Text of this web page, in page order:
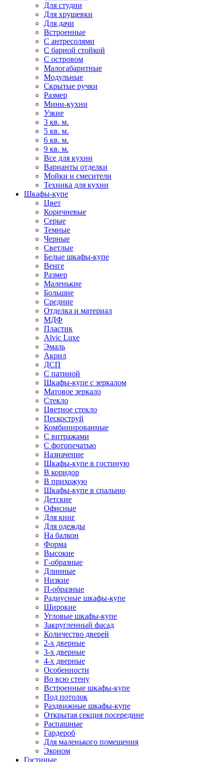
Для студии
Для хрущевки
Для дачи
Встроенные
С антресолями
С барной стойкой
С островом
Малогабаритные
Модульные
Скрытые ручки
Размер
Мини-кухни
Узкие
3 кв. м.
5 кв. м.
6 кв. м.
9 кв. м.
Все для кухни
Варианты отделки
Мойки и смесители
Техника для кухни
Шкафы-купе
Цвет
Коричневые
Серые
Темные
Черные
Светлые
Белые шкафы-купе
Венге
Размер
Маленькие
Большие
Средние
Отделка и материал
МДФ
Пластик
Alvic Luxe
Эмаль
Акрил
ДСП
С патиной
Шкафы-купе с зеркалом
Матовое зеркало
Стекло
Цветное стекло
Пескоструй
Комбинированные
С витражами
С фотопечатью
Назначение
Шкафы-купе в гостиную
В коридор
В прихожую
Шкафы-купе в спальню
Детские
Офисные
Для книг
Для одежды
На балкон
Форма
Высокие
Г-образные
Длинные
Низкие
П-образные
Радиусные шкафы-купе
Широкие
Угловые шкафы-купе
Закругленный фасад
Количество дверей
2-х дверные
3-х дверные
4-х дверные
Особенности
Во всю стену
Встроенные шкафы-купе
Под потолок
Раздвижные шкафы-купе
Открытая секция посередине
Распашные
Гардероб
Для маленького помещения
Эконом
Гостиные